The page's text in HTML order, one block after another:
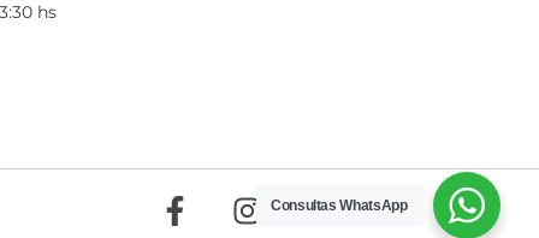
hs
Consultas WhatsApp